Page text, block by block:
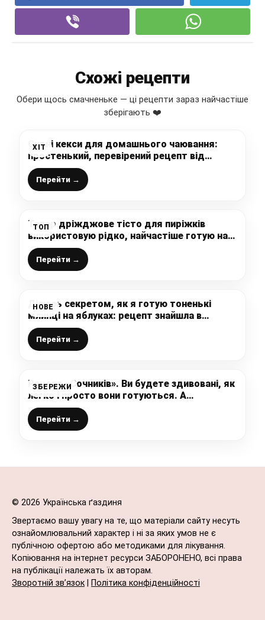
Схожі рецепти
Обери щось смачненьке — ці рецепти зараз найчастіше
зберігають ❤️
ХІТ
Сирні кекси для домашнього чаювання:
простенький, перевірений рецепт від
української господині
Перейти →
ТОП
Тепер дріжджове тісто для пиріжків
використовую рідко, найчастіше готую на
кефірі. Вони навіть на наступний день
залишаються такими ж м’якими
Перейти →
НОВЕ
Ділюсь секретом, як я готую тоненькі
млинці на яблуках: рецепт знайшла в
інтернеті, трішки додала від себе і млинці
вийшли набагато смачніші і ніжніші
Перейти →
ЗБЕРЕЖИ
Рецепт «Сочників». Ви будете здивовані, як
легко і просто вони готуються. А
спробувавши раз, готуватимете так
щодня!
Перейти →
© 2026 Українська ґаздиня
Звертаємо вашу увагу на те, що матеріали сайту несуть
ознайомлювальний характер і ні за яких умов не є
публічною офертою або методиками для лікування.
Копіювання на інтернет ресурси ЗАБОРОНЕНО, всі права
на публікації належать їх авторам.
Зворотній зв’язок
Політика конфіденційності